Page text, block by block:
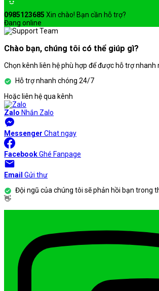
0985123685 Xin chào! Bạn cần hỗ trợ?
Đang online
Chào bạn, chúng tôi có thể giúp gì?
Chọn kênh liên hệ phù hợp để được hỗ trợ nhanh
Hỗ trợ nhanh chóng 24/7
Hoặc liên hệ qua kênh
Zalo Nhắn Zalo
Messenger Chat ngay
FacebookGhé Fanpage
Email Gửi thư
Đội ngũ của chúng tôi sẽ phản hồi bạn trong
👋